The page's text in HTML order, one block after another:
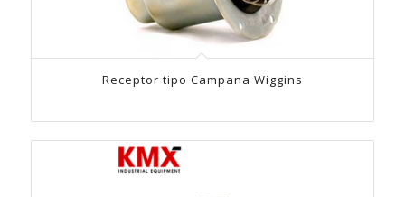
Receptor tipo Campana Wiggins